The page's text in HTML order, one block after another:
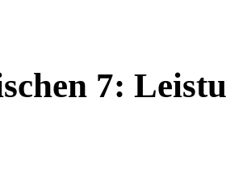
7: